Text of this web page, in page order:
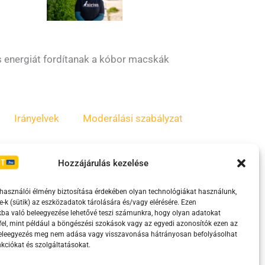
Hozzájárulás kezelése
élmény biztosítása érdekében olyan technológiákat használunk,
k (sütik) az eszközadatok tárolására és/vagy elérésére. Ezen
való beleegyezése lehetővé teszi számunkra, hogy olyan adatokat
mint például a böngészési szokások vagy az egyedi azonosítók ezen az
meg nem adása vagy visszavonása hátrányosan befolyásolhat
és szolgáltatásokat.
energiát fordítanak a kóbor macskák
Irányelvek Moderálási szabályzat
támogatja.